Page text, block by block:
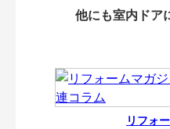
他にも室内ドア
リフォ